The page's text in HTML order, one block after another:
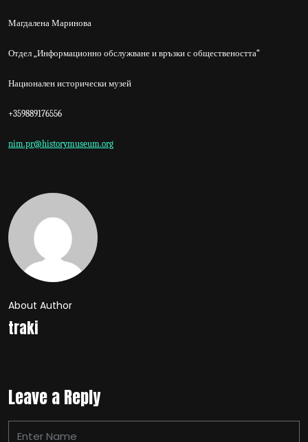
Магдалена Маринова
Отдел „Информационно обслужване и връзки с обществеността“
Национален исторически музей
+359889176556
nim.pr@historymuseum.org
About Author
traki
Leave a Reply